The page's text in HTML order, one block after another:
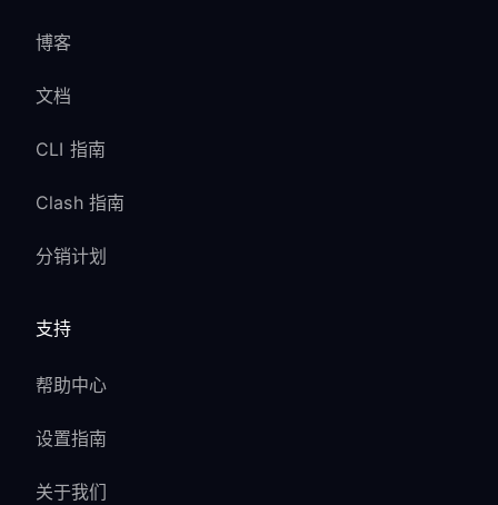
博客
文档
CLI 指南
Clash 指南
分销计划
支持
帮助中心
设置指南
关于我们